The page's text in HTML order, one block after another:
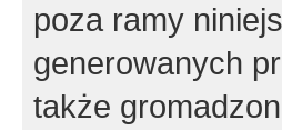
poza ramy
generowanych
także